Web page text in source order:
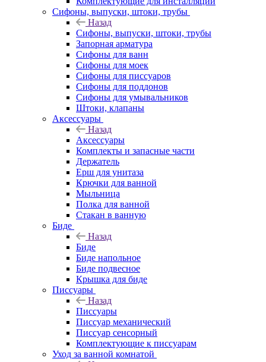
Сифоны, выпуски, штоки, трубы
Назад
Сифоны, выпуски, штоки, трубы
Запорная арматура
Сифоны для ванн
Сифоны для моек
Сифоны для писсуаров
Сифоны для поддонов
Сифоны для умывальников
Штоки, клапаны
Аксессуары
Назад
Аксессуары
Комплекты и запасные части
Держатель
Ерш для унитаза
Крючки для ванной
Мыльница
Полка для ванной
Стакан в ванную
Биде
Назад
Биде
Биде напольное
Биде подвесное
Крышка для биде
Писсуары
Назад
Писсуары
Писсуар механический
Писсуар сенсорный
Комплектующие к писсуарам
Уход за ванной комнатой